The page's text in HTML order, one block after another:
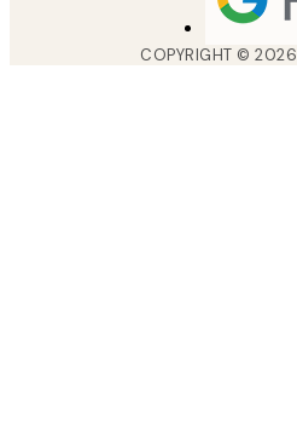
COPYRIGHT ©2026